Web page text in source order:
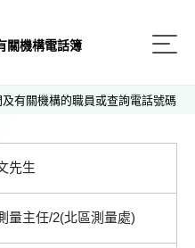
關機構電話簿
有關機構的職員或查詢電話號碼
先生
量主任/2(北區測量處)